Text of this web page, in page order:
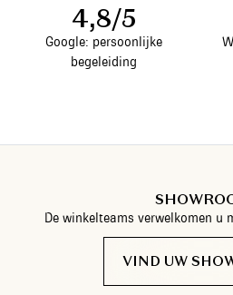
4,8/5
Google: persoonlijke
begeleiding
De winkelteams verwelkomen u
VIND UW